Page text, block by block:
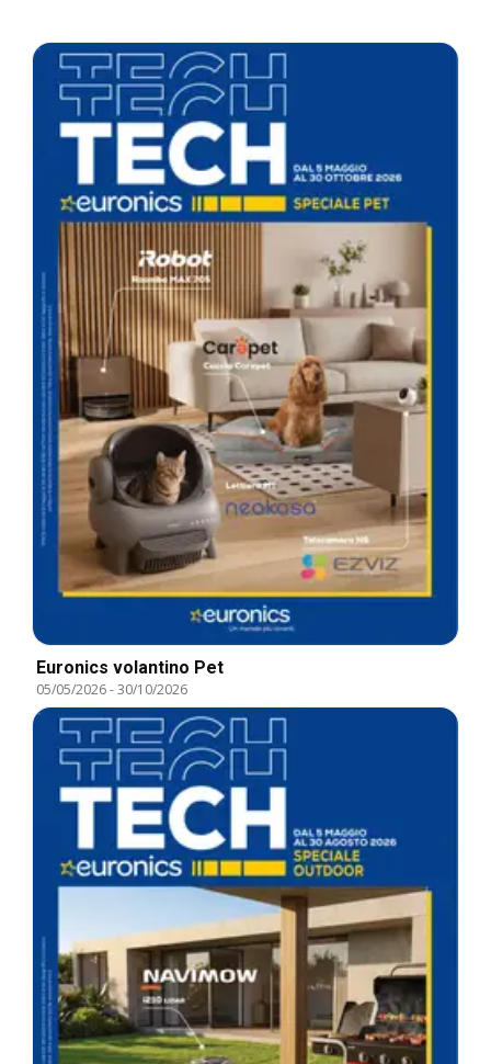
Euronics volantino Pet
05/05/2026-30/10/2026